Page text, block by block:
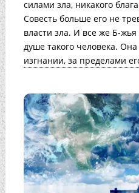
силами зла, никакого
Совесть больше его не
власти зла. И все же Б-
душе такого человека.
изгнании, за пределами